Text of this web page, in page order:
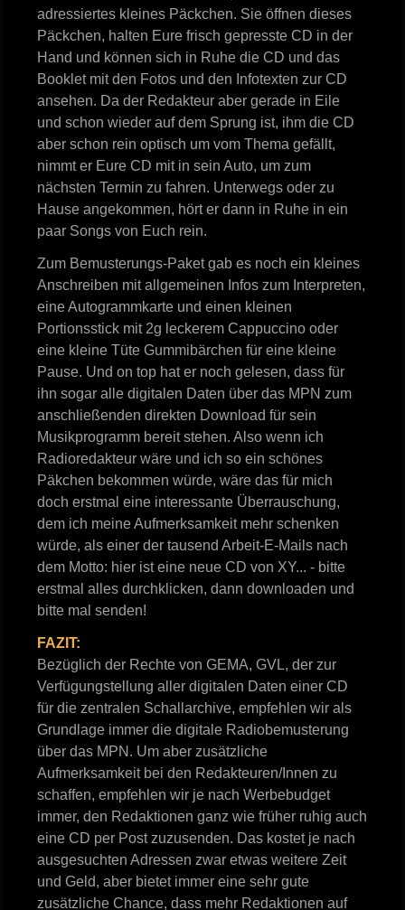
adressiertes kleines Päckchen. Sie öffnen dieses
Päckchen, halten Eure frisch gepresste CD in der
Hand und können sich in Ruhe die CD und das
Booklet mit den Fotos und den Infotexten zur CD
ansehen. Da der Redakteur aber gerade in Eile
und schon wieder auf dem Sprung ist, ihm die CD
aber schon rein optisch um vom Thema gefällt,
nimmt er Eure CD mit in sein Auto, um zum
nächsten Termin zu fahren. Unterwegs oder zu
Hause angekommen, hört er dann in Ruhe in ein
paar Songs von Euch rein.
Zum Bemusterungs-Paket gab es noch ein kleines
Anschreiben mit allgemeinen Infos zum Interpreten,
eine Autogrammkarte und einen kleinen
Portionsstick mit 2g leckerem Cappuccino oder
eine kleine Tüte Gummibärchen für eine kleine
Pause. Und on top hat er noch gelesen, dass für
ihn sogar alle digitalen Daten über das MPN zum
anschließenden direkten Download für sein
Musikprogramm bereit stehen. Also wenn ich
Radioredakteur wäre und ich so ein schönes
Päkchen bekommen würde, wäre das für mich
doch erstmal eine interessante Überrauschung,
dem ich meine Aufmerksamkeit mehr schenken
würde, als einer der tausend Arbeit-E-Mails nach
dem Motto: hier ist eine neue CD von XY... - bitte
erstmal alles durchklicken, dann downloaden und
bitte mal senden!
FAZIT:
Bezüglich der Rechte von GEMA, GVL, der zur
Verfügungstellung aller digitalen Daten einer CD
für die zentralen Schallarchive, empfehlen wir als
Grundlage immer die digitale Radiobemusterung
über das MPN. Um aber zusätzliche
Aufmerksamkeit bei den Redakteuren/Innen zu
schaffen, empfehlen wir je nach Werbebudget
immer, den Redaktionen ganz wie früher ruhig auch
eine CD per Post zuzusenden. Das kostet je nach
ausgesuchten Adressen zwar etwas weitere Zeit
und Geld, aber bietet immer eine sehr gute
zusätzliche Chance, dass mehr Redaktionen auf